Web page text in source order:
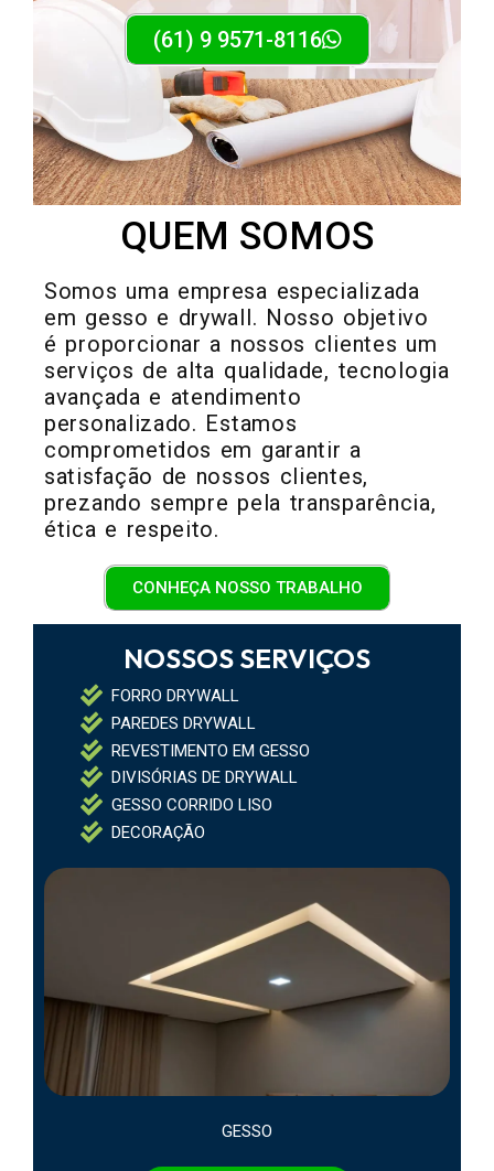
(61) 9 9571-8116
QUEM SOMOS
Somos uma empresa especializada
em gesso e drywall. Nosso objetivo
é proporcionar a nossos clientes um
serviços de alta qualidade, tecnologia
avançada e atendimento
personalizado. Estamos
comprometidos em garantir a
satisfação de nossos clientes,
prezando sempre pela transparência,
ética e respeito.
CONHEÇA NOSSO TRABALHO
NOSSOS SERVIÇOS
FORRO DRYWALL
PAREDES DRYWALL
REVESTIMENTO EM GESSO
DIVISÓRIAS DE DRYWALL
GESSO CORRIDO LISO
DECORAÇÃO
GESSO